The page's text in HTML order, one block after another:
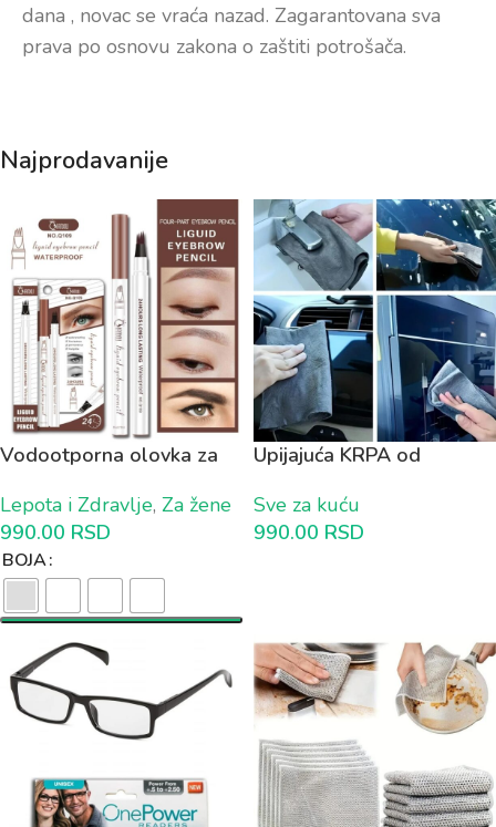
dana , novac se vraća nazad. Zagarantovana sva
prava po osnovu zakona o zaštiti potrošača.
Najprodavanije
Vodootporna olovka za
obrva 1+1 GRATIS
Lepota i Zdravlje, Za žene
990.00 RSD
BOJA
Upijajuća KRPA od
komada)
Sve za kuću
990.00 RSD